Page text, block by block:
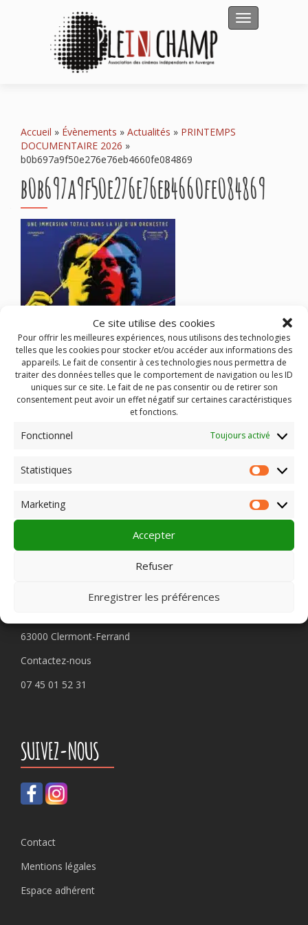
Ce site utilise des cookies
Pour offrir les meilleures expériences, nous utilisons des technologies
telles que les cookies pour stocker et/ou accéder aux informations des
appareils. Le fait de consentir à ces technologies nous permettra de
traiter des données telles que le comportement de navigation ou les ID
uniques sur ce site. Le fait de ne pas consentir ou de retirer son
consentement peut avoir un effet négatif sur certaines caractéristiques
et fonctions.
Fonctionnel Toujours activé
Statistiques
Marketing
Accepter
Refuser
Enregistrer les préférences
Afficher/
Accueil » Évènements » Actualités » PRINTEMPS
DOCUMENTAIRE 2026 »
b0b697a9f50e276e76eb4660fe084869
b0b697a9f50e276e76eb4660fe084869
63000 Clermont-Ferrand
Contactez-nous
07 45 01 52 31
SUIVEZ-NOUS
Contact
Mentions légales
Espace adhérent